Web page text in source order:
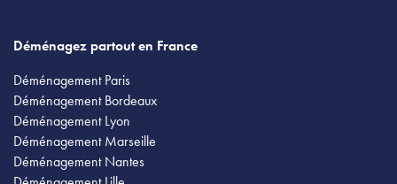
Déménagez partout en France
Déménagement Paris
Déménagement Bordeaux
Déménagement Lyon
Déménagement Marseille
Déménagement Nantes